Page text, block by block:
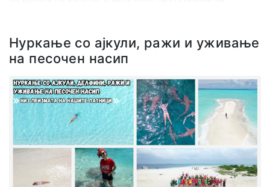
уловиле послужена со ориз и салата.
Нуркање со ајкули, ражи и уживање
на песочен насип